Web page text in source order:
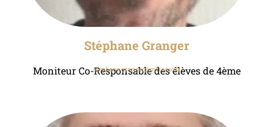
Stéphane Granger
Moniteur Co-Responsable des élèves de 4ème
stephane.granger@mfr.asso.fr